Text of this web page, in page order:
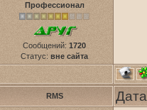
Профессионал
Сообщений: 1720
Статус: вне сайта
RMS